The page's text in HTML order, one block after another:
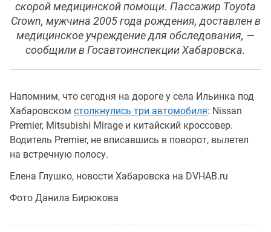
скорой медицинской помощи. Пассажир Toyota
Crown, мужчина 2005 года рождения, доставлен в
медицинское учреждение для обследования, —
сообщили в Госавтоинспекции Хабаровска.
Напомним, что сегодня на дороге у села Ильинка под
Хабаровском столкнулись три автомобиля: Nissan
Premier, Mitsubishi Mirage и китайский кроссовер.
Водитель Premier, не вписавшись в поворот, вылетел
на встречную полосу.
Елена Глушко, новости Хабаровска на DVHAB.ru
Фото Данила Бирюкова